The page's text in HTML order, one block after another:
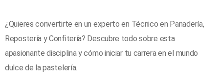
¿Quieres convertirte en un experto en Técnico en Panadería,
Repostería y Confitería? Descubre todo sobre esta
apasionante disciplina y cómo iniciar tu carrera en el mundo
dulce de la pastelería.